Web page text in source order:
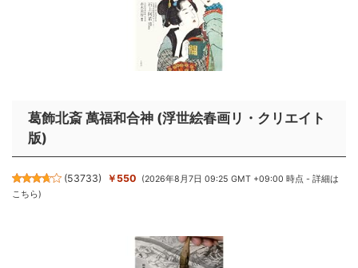
葛飾北斎 萬福和合神 (浮世絵春画リ・クリエイト
版)
(53733) ￥550 (2026年8月7日 09:25 GMT +09:00 時点 -詳細は
こちら)